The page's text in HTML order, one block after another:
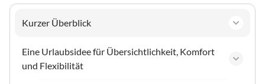
Kurzer Überblick
Eine Urlaubsidee für Übersichtlichkeit, Komfort
und Flexibilität